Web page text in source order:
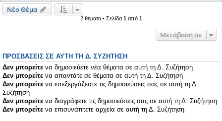
Νέο Θέμα
2 θέματα • Σελίδα 1από 1
Μετάβαση σε
ΠΡΟΣΒΆΣΕΙΣ ΣΕ ΑΥΤΉ ΤΗ Δ. ΣΥΖΉΤΗΣΗ
Δεν μπορείτε να δημοσιεύετε νέα θέματα σε αυτή τη Δ. Συζήτηση
Δεν μπορείτε να απαντάτε σε θέματα σε αυτή τη Δ. Συζήτηση
Δεν μπορείτε να επεξεργάζεστε τις δημοσιεύσεις σας σε αυτή τη Δ.
Συζήτηση
Δεν μπορείτε να διαγράφετε τις δημοσιεύσεις σας σε αυτή τη Δ. Συζήτηση
Δεν μπορείτε να επισυνάπτετε αρχεία σε αυτή τη Δ. Συζήτηση